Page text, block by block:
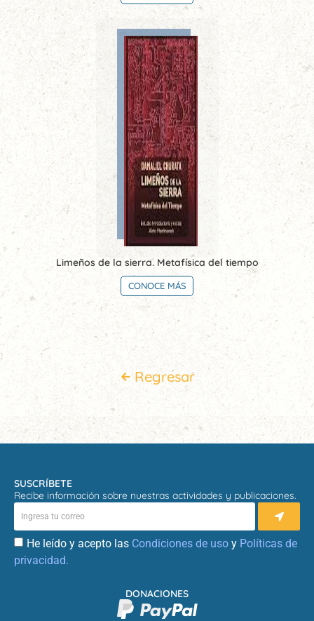
Limeños de la sierra. Metafísica del tiempo
CONOCE MÁS
Regresar
SUSCRÍBETE
Recibe información sobre nuestras actividades y publicaciones.
He leído y acepto las Condiciones de uso y Políticas de
privacidad.
DONACIONES